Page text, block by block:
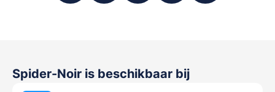
Spider-Noir is beschikbaar bij